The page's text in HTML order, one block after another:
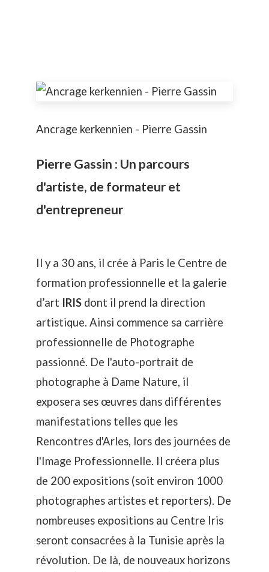
Ancrage kerkennien - Pierre Gassin
Pierre Gassin : Un parcours
d'artiste, de formateur et
d'entrepreneur
Il y a 30 ans, il crée à Paris le Centre de
formation professionnelle et la galerie
d’art IRIS dont il prend la direction
artistique. Ainsi commence sa carrière
professionnelle de Photographe
passionné. De l'auto-portrait de
photographe à Dame Nature, il
exposera ses œuvres dans différentes
manifestations telles que les
Rencontres d'Arles, lors des journées de
l'Image Professionnelle. Il créera plus
de 200 expositions (soit environ 1000
photographes artistes et reporters). De
nombreuses expositions au Centre Iris
seront consacrées à la Tunisie après la
révolution. De là, de nouveaux horizons